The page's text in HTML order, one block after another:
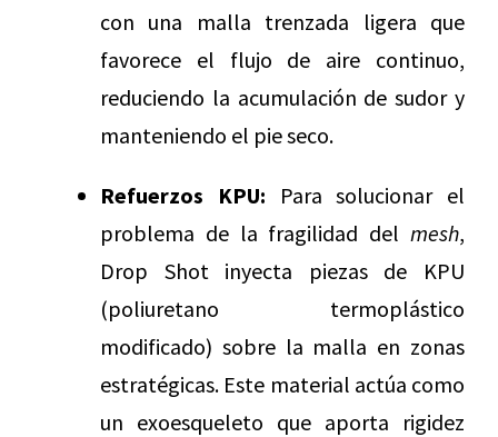
con una malla trenzada ligera que
favorece el flujo de aire continuo,
reduciendo la acumulación de sudor y
manteniendo el pie seco.
Refuerzos KPU: Para solucionar el
problema de la fragilidad del mesh,
Drop Shot inyecta piezas de KPU
(poliuretano termoplástico
modificado) sobre la malla en zonas
estratégicas. Este material actúa como
un exoesqueleto que aporta rigidez